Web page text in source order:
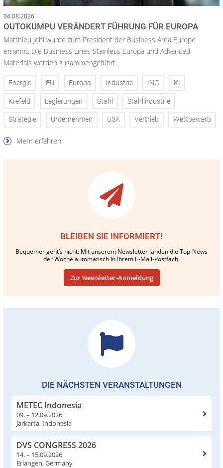
04.08.2026
OUTOKUMPU VERÄNDERT FÜHRUNG FÜR EUROPA
Matthieu Jehl wurde zum President der Business Area Europe
ernannt. Die Business Lines Stainless Europa und Advanced
Materials werden zusammengeführt.
Energie EU Europa Industrie ING KI
Krefeld Legierungen Stahl Stahlindustrie
Strategie Unternehmen USA Vertrieb Wettbewerb
Mehr erfahren
BLEIBEN SIE INFORMIERT!
Bequemer geht’s nicht: Mit unserem Newsletter landen die Top-News
der Woche automatisch in Ihrem E-Mail-Postfach.
Zur Newsletter-Anmeldung
DIE NÄCHSTEN VERANSTALTUNGEN
METEC Indonesia
09. – 12.09.2026
Jarkarta, Indonesia
DVS CONGRESS 2026
14. – 15.09.2026
Erlangen, Germany